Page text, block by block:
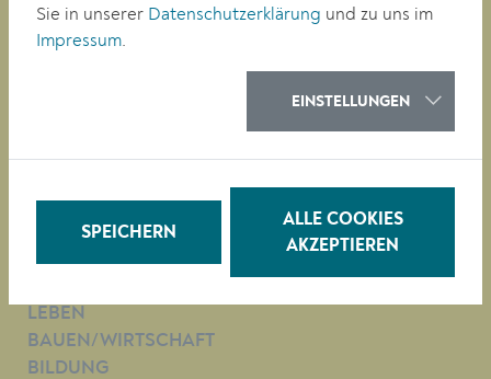
Magistrat der Stadt Krems
LEBEN
BAUEN/WIRTSCHAFT
BILDUNG
Sie in unserer Datenschutzerklärung und zu uns im
Impressum.
EINSTELLUNGEN
SPEICHERN
ALLE COOKIES
AKZEPTIEREN